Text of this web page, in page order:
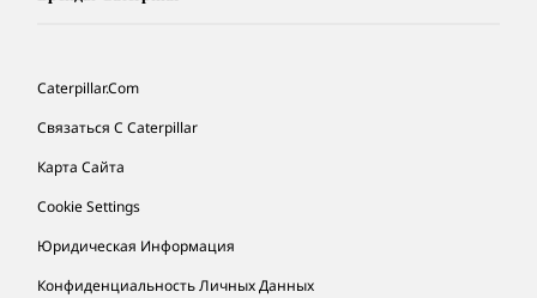
Caterpillar.com
Связаться С Caterpillar
Карта Сайта
Cookie Settings
Юридическая Информация
Конфиденциальность Личных Данных